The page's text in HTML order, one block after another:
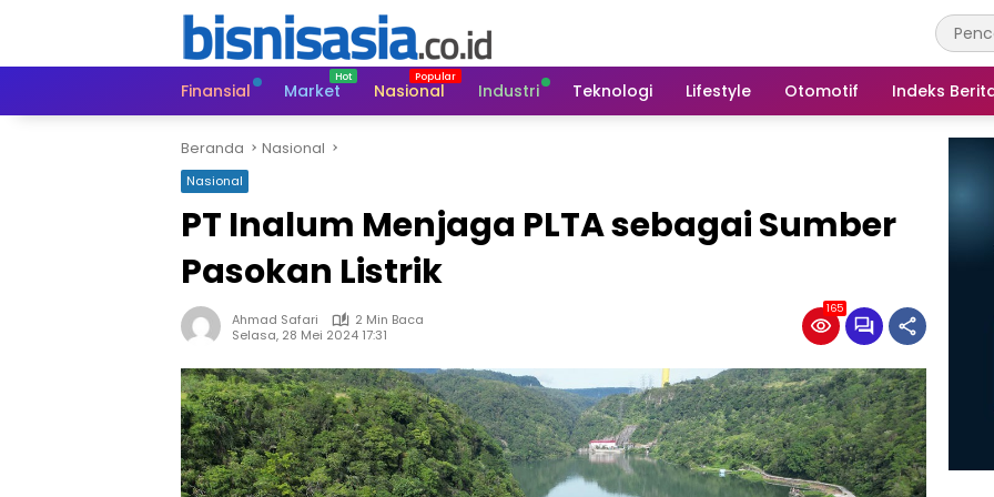
Finansial
Market Nasional Industri Teknologi Lifestyle Otomotif Indeks
Beranda Nasional
Nasional
PT Inalum Menjaga PLTA sebagai Sumber
Pasokan Listrik
Ahmad Safari
2 Min Baca
Selasa, 28 Mei 2024 17:31
165